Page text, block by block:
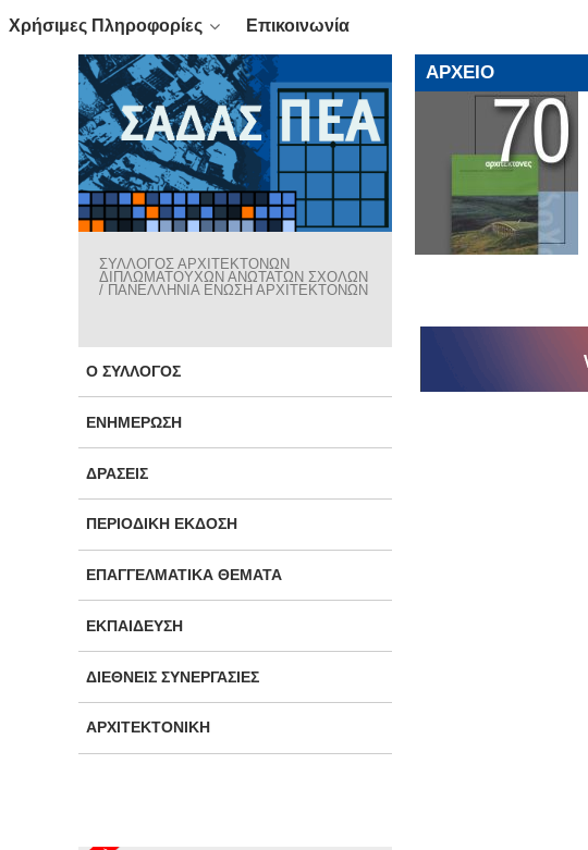
Χρήσιμες Πληροφορίες Επικοινωνία
ΣΥΛΛΟΓΟΣ ΑΡΧΙΤΕΚΤΟΝΩΝ
ΔΙΠΛΩΜΑΤΟΥΧΩΝ ΑΝΩΤΑΤΩΝ ΣΧΟΛΩΝ
/ ΠΑΝΕΛΛΗΝΙΑ ΕΝΩΣΗ ΑΡΧΙΤΕΚΤΟΝΩΝ
Ο ΣΎΛΛΟΓΟΣ
ΕΝΗΜΈΡΩΣΗ
ΔΡΆΣΕΙΣ
ΠΕΡΙΟΔΙΚΉ ΈΚΔΟΣΗ
ΕΠΑΓΓΕΛΜΑΤΙΚΆ ΘΈΜΑΤΑ
ΕΚΠΑΊΔΕΥΣΗ
ΔΙΕΘΝΕΊΣ ΣΥΝΕΡΓΑΣΊΕΣ
ΑΡΧΙΤΕΚΤΟΝΙΚΉ
ΑΡΧΕΊΟ